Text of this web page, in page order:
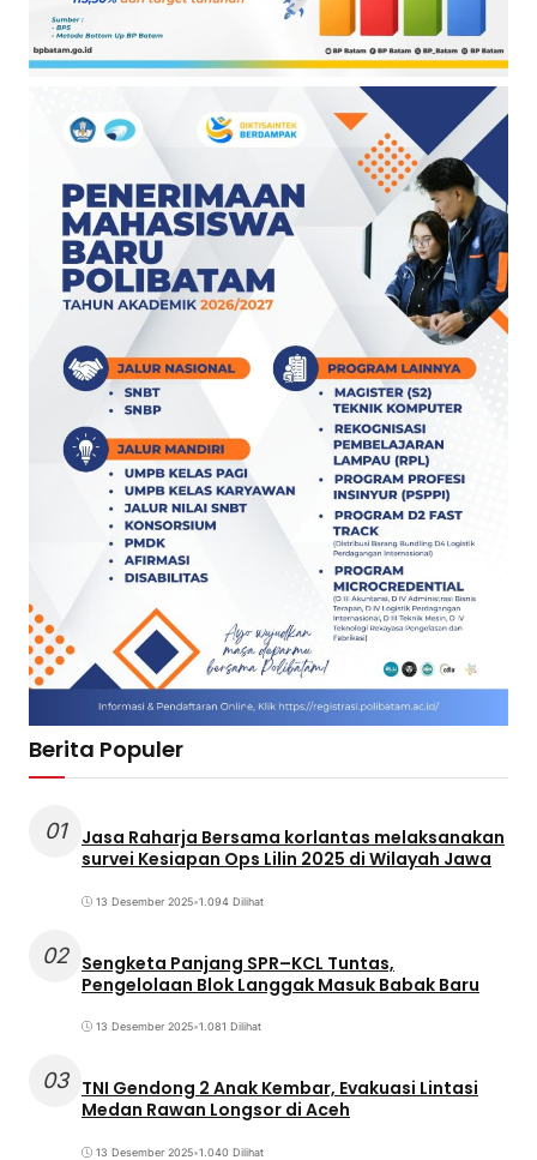
Berita Populer
01
Jasa Raharja Bersama korlantas melaksanakan
survei Kesiapan Ops Lilin 2025 di Wilayah Jawa
13 Desember 2025•1.094 Dilihat
02 Sengketa Panjang SPR–KCL Tuntas,
Pengelolaan Blok Langgak Masuk Babak Baru
13 Desember 2025•1.081 Dilihat
03 TNI Gendong 2 Anak Kembar, Evakuasi Lintasi
Medan Rawan Longsor di Aceh
13 Desember 2025•1.040 Dilihat